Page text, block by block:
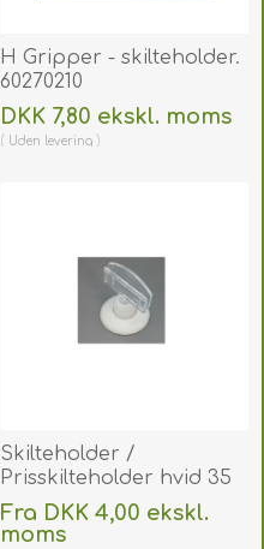
H Gripper - skilteholder.
60270210
DKK 7,80 ekskl. moms
Uden levering
Skilteholder /
Prisskilteholder hvid 35
mm med fod. 60270152
Fra DKK 4,00 ekskl.
moms